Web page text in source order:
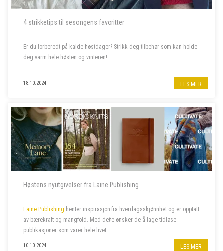
4 strikketips til sesongens favoritter
Er du forberedt på kalde høstdager? Strikk deg tilbehør som kan holde
deg varm hele høsten og vinteren!
18.10.2024 LES MER
Høstens nyutgivelser fra Laine Publishing
Laine Publishing henter inspirasjon fra hverdagsskjønnhet og er opptatt
av bærekraft og mangfold. Med dette ønsker de å lage tidløse
publikasjoner som varer hele livet.
10.10.2024 LES MER